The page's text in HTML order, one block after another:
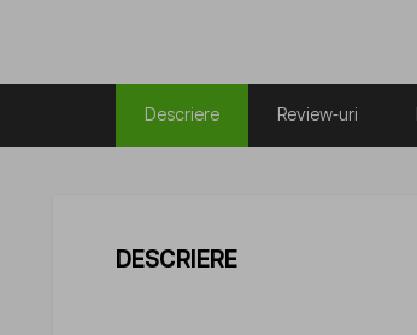
Descriere Review-uri
DESCRIERE